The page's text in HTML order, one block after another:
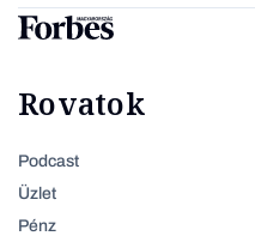
Rovatok
Podcast
Üzlet
Pénz